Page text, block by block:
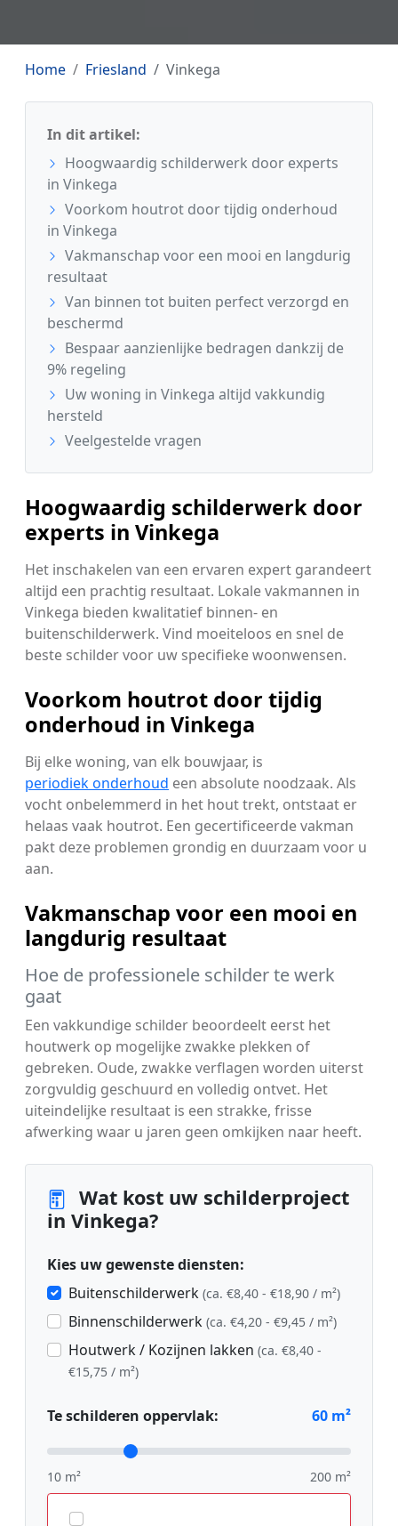
Home Friesland Vinkega
In dit artikel:
Hoogwaardig schilderwerk door experts
in Vinkega
Voorkom houtrot door tijdig onderhoud
in Vinkega
Vakmanschap voor een mooi en langdurig
resultaat
Van binnen tot buiten perfect verzorgd en
beschermd
Bespaar aanzienlijke bedragen dankzij de
9% regeling
Uw woning in Vinkega altijd vakkundig
hersteld
Veelgestelde vragen
Hoogwaardig schilderwerk door
experts in Vinkega
Het inschakelen van een ervaren expert garandeert
altijd een prachtig resultaat. Lokale vakmannen in
Vinkega bieden kwalitatief binnen- en
buitenschilderwerk. Vind moeiteloos en snel de
beste schilder voor uw specifieke woonwensen.
Voorkom houtrot door tijdig
onderhoud in Vinkega
Bij elke woning, van elk bouwjaar, is
periodiek onderhoud een absolute noodzaak. Als
vocht onbelemmerd in het hout trekt, ontstaat er
helaas vaak houtrot. Een gecertificeerde vakman
pakt deze problemen grondig en duurzaam voor u
aan.
Vakmanschap voor een mooi en
langdurig resultaat
Hoe de professionele schilder te werk
gaat
Een vakkundige schilder beoordeelt eerst het
houtwerk op mogelijke zwakke plekken of
gebreken. Oude, zwakke verflagen worden uiterst
zorgvuldig geschuurd en volledig ontvet. Het
uiteindelijke resultaat is een strakke, frisse
afwerking waar u jaren geen omkijken naar heeft.
Wat kost uw schilderproject
in Vinkega?
Kies uw gewenste diensten:
Buitenschilderwerk (ca. €8,40 - €18,90 / m²)
Binnenschilderwerk (ca. €4,20 - €9,45 / m²)
Houtwerk / Kozijnen lakken (ca. €8,40 -
€15,75 / m²)
Te schilderen oppervlak: 60 m²
10 m² 200 m²